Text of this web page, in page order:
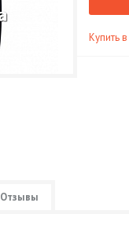
Купить
Отзывы